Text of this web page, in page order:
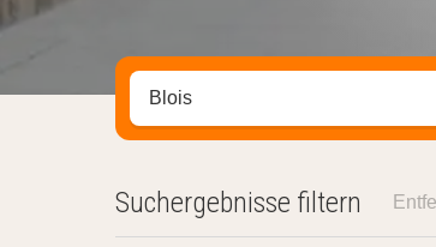
Stadt, Region oder Hotel
Suchergebnisse filtern